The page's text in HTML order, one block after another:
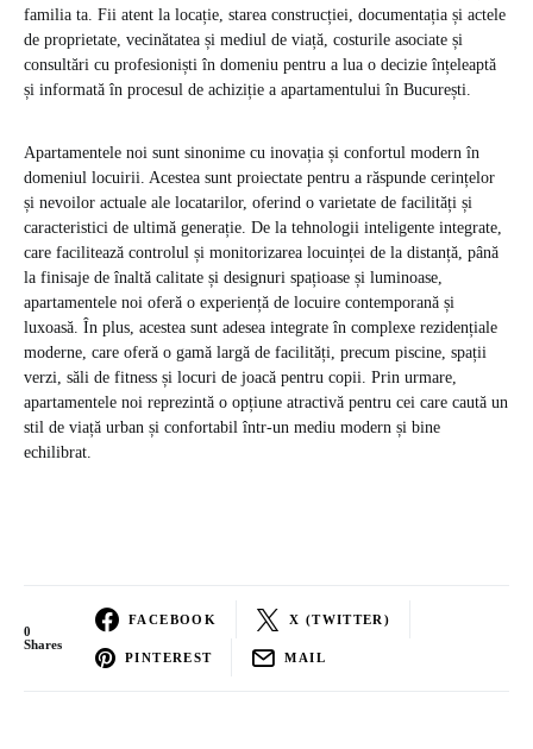
familia ta. Fii atent la locație, starea construcției, documentația și actele
de proprietate, vecinătatea și mediul de viață, costurile asociate și
consultări cu profesioniști în domeniu pentru a lua o decizie înțeleaptă
și informată în procesul de achiziție a apartamentului în București.
Apartamentele noi sunt sinonime cu inovația și confortul modern în
domeniul locuirii. Acestea sunt proiectate pentru a răspunde cerințelor
și nevoilor actuale ale locatarilor, oferind o varietate de facilități și
caracteristici de ultimă generație. De la tehnologii inteligente integrate,
care facilitează controlul și monitorizarea locuinței de la distanță, până
la finisaje de înaltă calitate și designuri spațioase și luminoase,
apartamentele noi oferă o experiență de locuire contemporană și
luxoasă. În plus, acestea sunt adesea integrate în complexe rezidențiale
moderne, care oferă o gamă largă de facilități, precum piscine, spații
verzi, săli de fitness și locuri de joacă pentru copii. Prin urmare,
apartamentele noi reprezintă o opțiune atractivă pentru cei care caută un
stil de viață urban și confortabil într-un mediu modern și bine
echilibrat.
0
Shares
FACEBOOK X (TWITTER)
PINTEREST MAIL